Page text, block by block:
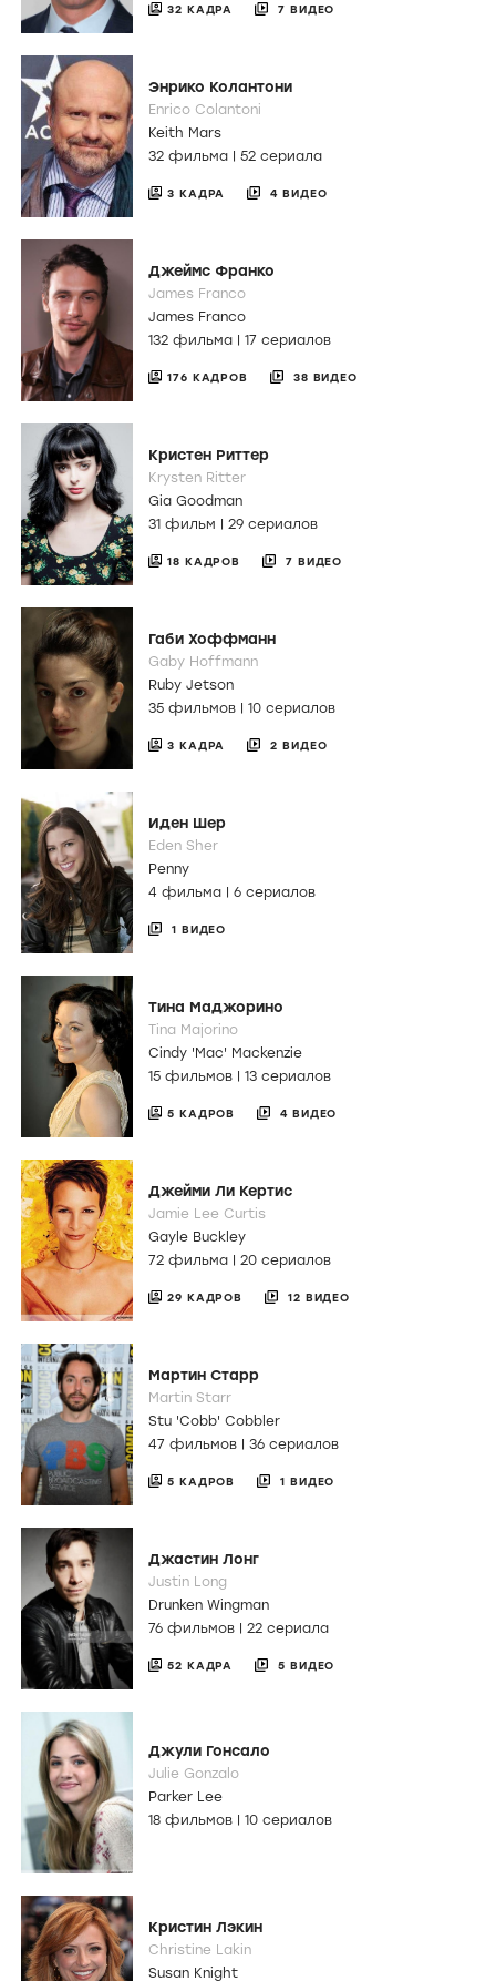
32 КАДРА 7 ВИДЕО
Энрико Колантони
Enrico Colantoni
Keith Mars
32 фильма | 52 сериала
3 КАДРА 4 ВИДЕО
Джеймс Франко
James Franco
James Franco
132 фильма | 17 сериалов
176 КАДРОВ 38 ВИДЕО
Кристен Риттер
Krysten Ritter
Gia Goodman
31 фильм | 29 сериалов
18 КАДРОВ 7 ВИДЕО
Габи Хоффманн
Gaby Hoffmann
Ruby Jetson
35 фильмов | 10 сериалов
3 КАДРА 2 ВИДЕО
Иден Шер
Eden Sher
Penny
4 фильма | 6 сериалов
1 ВИДЕО
Тина Маджорино
Tina Majorino
Cindy 'Mac' Mackenzie
15 фильмов | 13 сериалов
5 КАДРОВ 4 ВИДЕО
Джейми Ли Кертис
Jamie Lee Curtis
Gayle Buckley
72 фильма | 20 сериалов
29 КАДРОВ 12 ВИДЕО
Мартин Старр
Martin Starr
Stu 'Cobb' Cobbler
47 фильмов | 36 сериалов
5 КАДРОВ 1 ВИДЕО
Джастин Лонг
Justin Long
Drunken Wingman
76 фильмов | 22 сериала
52 КАДРА 5 ВИДЕО
Джули Гонсало
Julie Gonzalo
Parker Lee
18 фильмов
10 сериалов
Кристин Лэкин
Christine Lakin
Susan Knight